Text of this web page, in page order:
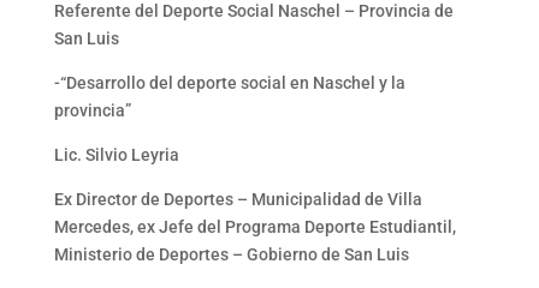
Referente del Deporte Social Naschel – Provincia de
San Luis
-“Desarrollo del deporte social en Naschel y la
provincia”
Lic. Silvio Leyria
Ex Director de Deportes – Municipalidad de Villa
Mercedes, ex Jefe del Programa Deporte Estudiantil,
Ministerio de Deportes – Gobierno de San Luis